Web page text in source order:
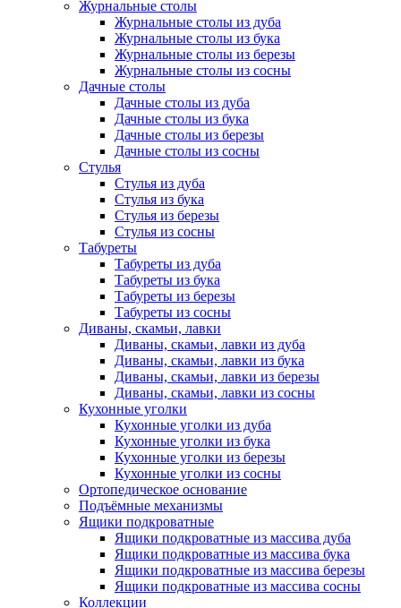
Журнальные столы
Журнальные столы из дуба
Журнальные столы из бука
Журнальные столы из березы
Журнальные столы из сосны
Дачные столы
Дачные столы из дуба
Дачные столы из бука
Дачные столы из березы
Дачные столы из сосны
Стулья
Стулья из дуба
Стулья из бука
Стулья из березы
Стулья из сосны
Табуреты
Табуреты из дуба
Табуреты из бука
Табуреты из березы
Табуреты из сосны
Диваны, скамьи, лавки
Диваны, скамьи, лавки из дуба
Диваны, скамьи, лавки из бука
Диваны, скамьи, лавки из березы
Диваны, скамьи, лавки из сосны
Кухонные уголки
Кухонные уголки из дуба
Кухонные уголки из бука
Кухонные уголки из березы
Кухонные уголки из сосны
Ортопедическое основание
Подъёмные механизмы
Ящики подкроватные
Ящики подкроватные из массива дуба
Ящики подкроватные из массива бука
Ящики подкроватные из массива березы
Ящики подкроватные из массива сосны
Коллекции